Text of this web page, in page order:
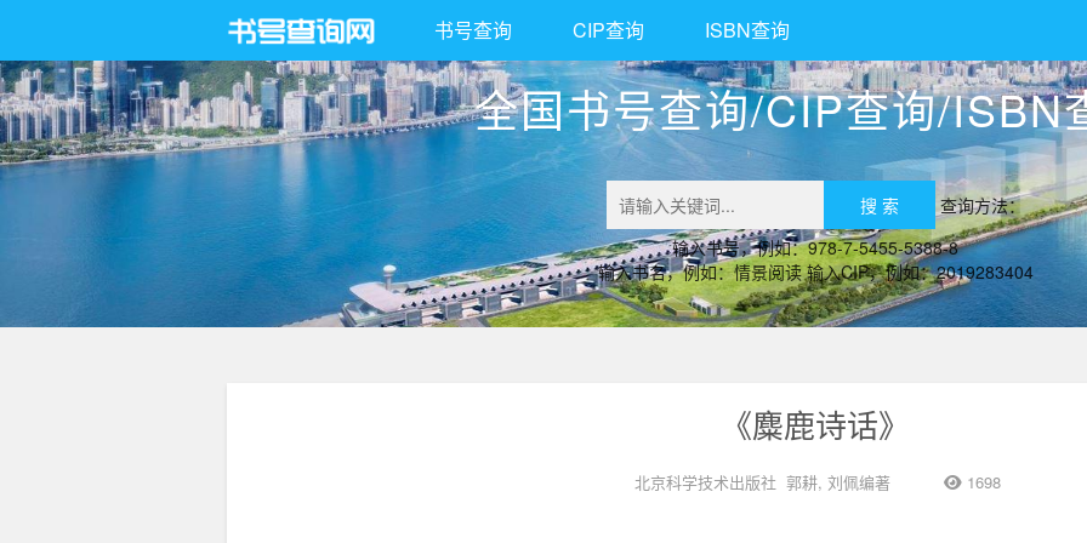
书号查询 CIP查询 ISBN查询
全国书号查询/CIP查询/ISBN
查询方法：
输入书号，例如：978-7-5455-5388-8
输入书名，例如：情景阅读 输入CIP，例如：2019283404
《麋鹿诗话》
北京科学技术出版社 郭耕, 刘佩编著 1698